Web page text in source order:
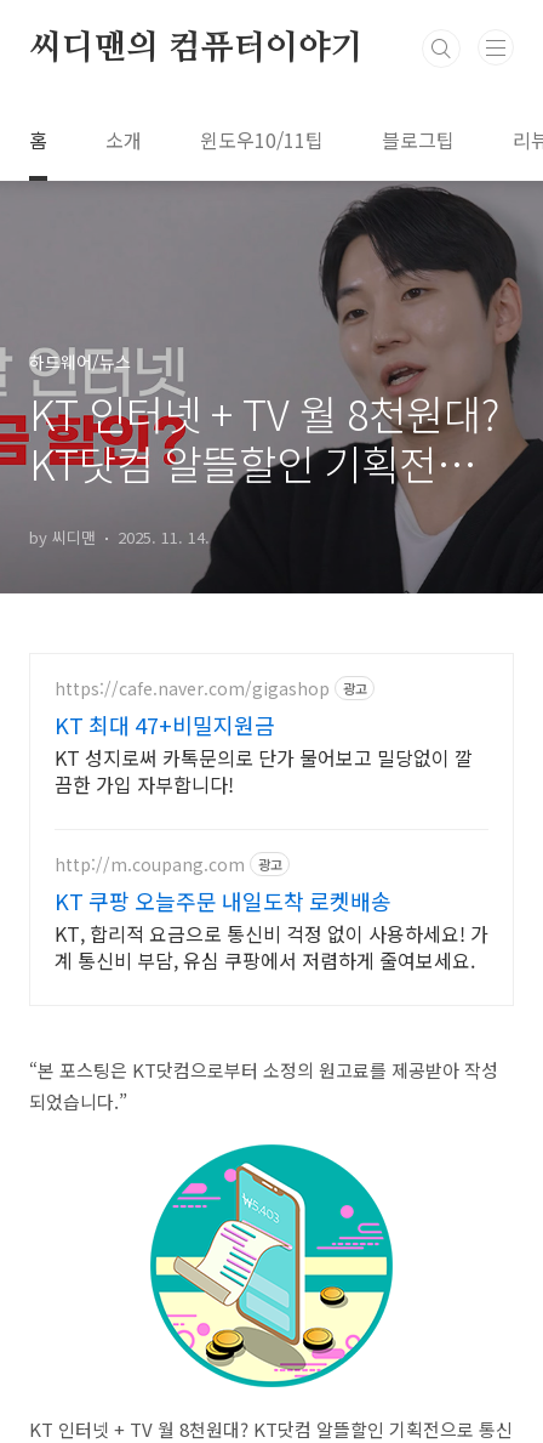
씨디맨의 컴퓨터이야기
홈 소개 윈도우10/11팁 블로그팁 리
하드웨어/뉴스
KT 인터넷 + TV 월 8천원대?
KT닷컴 알뜰할인 기획전으로
통신비 확 줄이기!
by 씨디맨 2025. 11. 14.
https://cafe.naver.com/gigashop 광고
KT 최대 47+비밀지원금
KT 성지로써 카톡문의로 단가 물어보고 밀당없이 깔
끔한 가입 자부합니다!
http://m.coupang.com 광고
KT 쿠팡 오늘주문 내일도착 로켓배송
KT, 합리적 요금으로 통신비 걱정 없이 사용하세요! 가
계 통신비 부담, 유심 쿠팡에서 저렴하게 줄여보세요.
“본 포스팅은 KT닷컴으로부터 소정의 원고료를 제공받아 작성
되었습니다.”
KT 인터넷 + TV 월 8천원대? KT닷컴 알뜰할인 기획전으로 통신